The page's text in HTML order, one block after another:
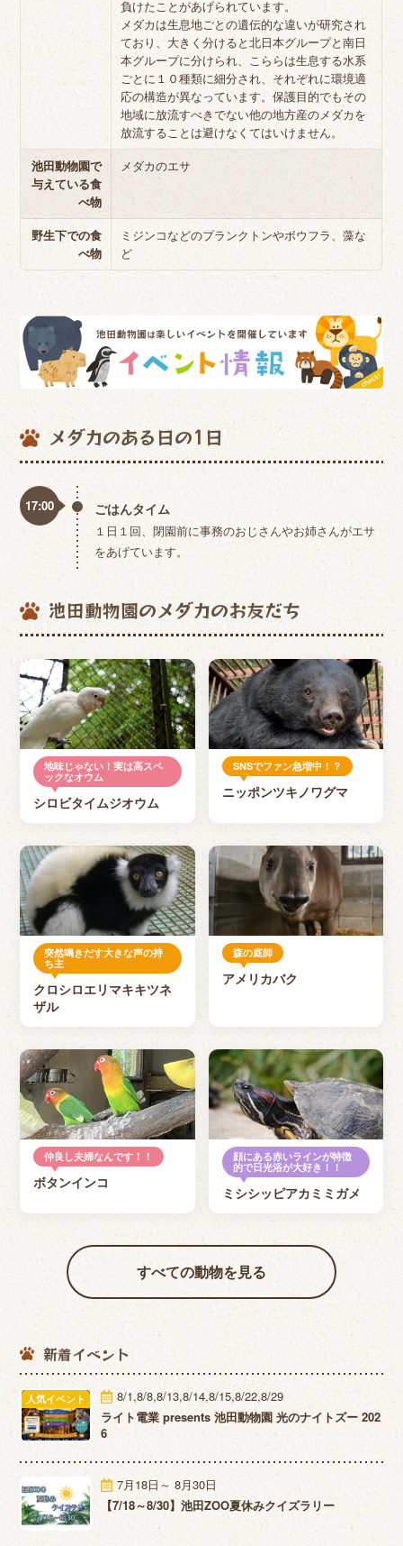
負けたことがあげられています。
メダカは生息地ごとの遺伝的な違いが研究され
ており、大きく分けると北日本グループと南日
本グループに分けられ、こららは生息する水系
ごとに１０種類に細分され、それぞれに環境適
応の構造が異なっています。保護目的でもその
地域に放流すべきでない他の地方産のメダカを
放流することは避けなくてはいけません。
池田動物園で
与えている食
べ物
メダカのエサ
野生下での食
べ物
ミジンコなどのプランクトンやボウフラ、藻な
ど
メダカのある日の1日
17:00 ごはんタイム
１日１回、閉園前に事務のおじさんやお姉さんがエサ
をあげています。
池田動物園のメダカのお友だち
地味じゃない！実は高スペ
ックなオウム
シロビタイムジオウム
SNSでファン急増中！？
ニッポンツキノワグマ
突然鳴きだす大きな声の持
ち主
クロシロエリマキキツネ
ザル
森の庭師
アメリカバク
仲良し夫婦なんです！！
ボタンインコ
顔にある赤いラインが特徴
的で日光浴が大好き！！
ミシシッピアカミミガメ
すべての動物を見る
新着イベント
人気イベント
8/1,8/8,8/13,8/14,8/15,8/22,8/29
ライト電業 presents 池田動物園 光のナイトズー 202
6
7月18日～ 8月30日
【7/18～8/30】池田ZOO夏休みクイズラリー